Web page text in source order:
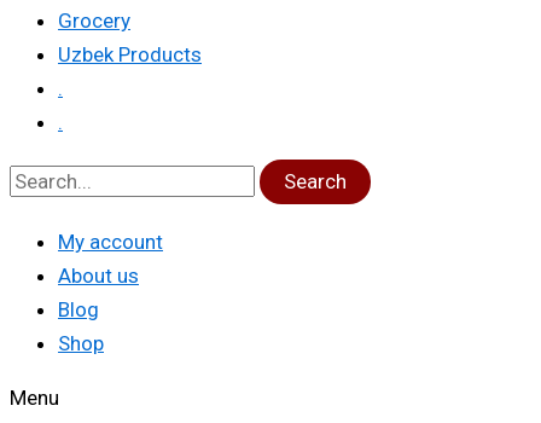
Grocery
Uzbek Products
.
.
Search
My account
About us
Blog
Shop
Menu